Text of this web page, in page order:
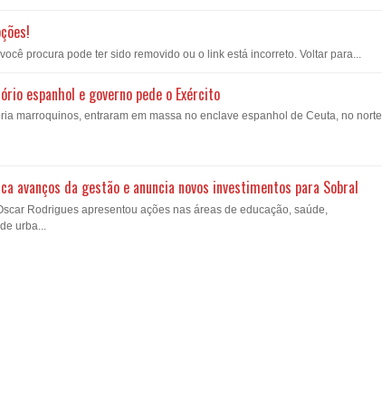
procura pode ter sido removido ou o link está incorreto. Voltar para...
espanhol e governo pede o Exército
marroquinos, entraram em massa no enclave espanhol de Ceuta, no norte
avanços da gestão e anuncia novos investimentos para Sobral
Rodrigues apresentou ações nas áreas de educação, saúde,
urba...